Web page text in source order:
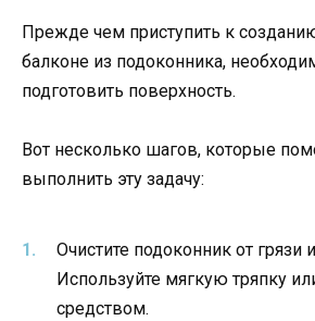
Прежде чем приступить к
балконе из подоконника,
подготовить поверхность.
Вот несколько шагов, которые
выполнить эту задачу:
Очистите подоконник от грязи
Используйте мягкую тряпку
средством.